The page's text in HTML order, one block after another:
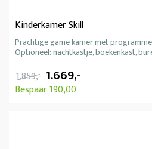
Kinderkamer Skill
Prachtige game kamer met
Optioneel: nachtkastje, boekenkast,
1.859,- 1.669,-
Bespaar 190,00